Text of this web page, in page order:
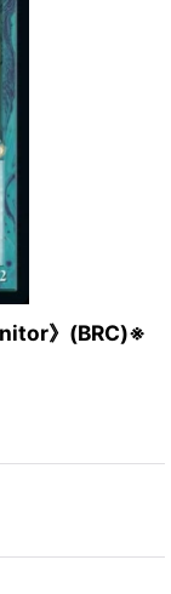
》(BRC)※